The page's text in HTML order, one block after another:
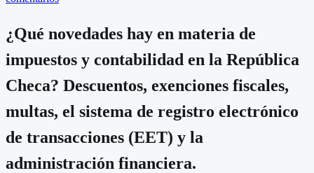
¿Qué novedades hay en materia de
impuestos y contabilidad en la República
Checa? Descuentos, exenciones fiscales,
multas, el sistema de registro electrónico
de transacciones (EET) y la
administración financiera.